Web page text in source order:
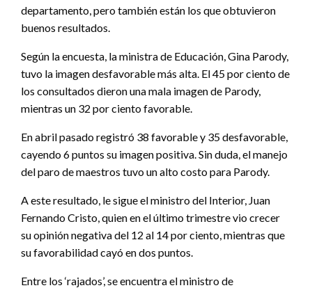
departamento, pero también están los que obtuvieron
buenos resultados.
Según la encuesta, la ministra de Educación, Gina Parody,
tuvo la imagen desfavorable más alta. El 45 por ciento de
los consultados dieron una mala imagen de Parody,
mientras un 32 por ciento favorable.
En abril pasado registró 38 favorable y 35 desfavorable,
cayendo 6 puntos su imagen positiva. Sin duda, el manejo
del paro de maestros tuvo un alto costo para Parody.
A este resultado, le sigue el ministro del Interior, Juan
Fernando Cristo, quien en el último trimestre vio crecer
su opinión negativa del 12 al 14 por ciento, mientras que
su favorabilidad cayó en dos puntos.
Entre los ‘rajados’, se encuentra el ministro de